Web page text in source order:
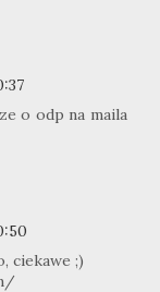
o odp na maila
ciekawe ;)